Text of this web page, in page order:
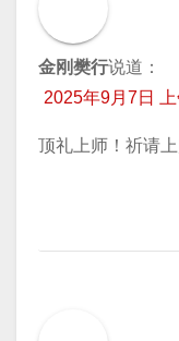
金刚樊行说道：
2025年9月7日
顶礼上师！祈请